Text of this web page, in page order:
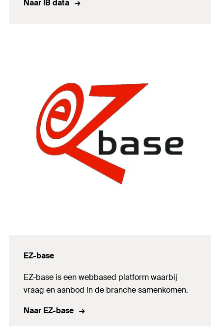
Naar IB data
EZ-base
EZ-base is een webbased platform waarbij
vraag en aanbod in de branche samenkomen.
Naar EZ-base